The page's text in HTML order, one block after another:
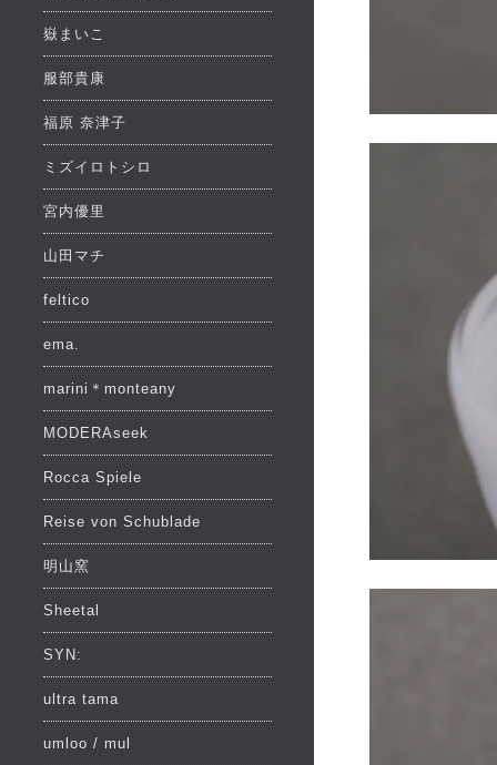
嶽まいこ
服部貴康
福原 奈津子
ミズイロトシロ
宮内優里
山田マチ
feltico
ema.
marini＊monteany
MODERAseek
Rocca Spiele
Reise von Schublade
明山窯
Sheetal
SYN:
ultra tama
umloo / mul